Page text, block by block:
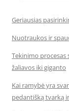
Geriausias
Nuotraukos ir
Tekinimo
žaliavos iki giganto
Kai ramybė yra
pedantišką tvarką